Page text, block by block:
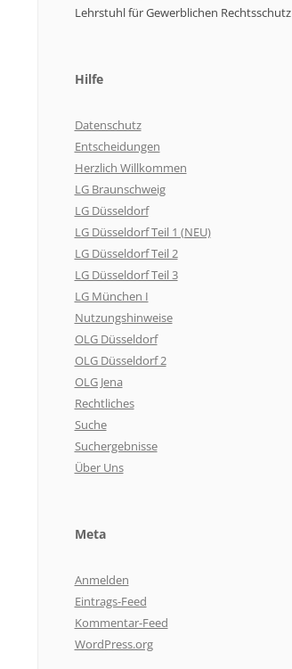
Lehrstuhl für Gewerblichen Rechtsschutz
Hilfe
Datenschutz
Entscheidungen
Herzlich Willkommen
LG Braunschweig
LG Düsseldorf
LG Düsseldorf Teil 1 (NEU)
LG Düsseldorf Teil 2
LG Düsseldorf Teil 3
LG München I
Nutzungshinweise
OLG Düsseldorf
OLG Düsseldorf 2
OLG Jena
Rechtliches
Suche
Suchergebnisse
Über Uns
Meta
Anmelden
Eintrags-Feed
Kommentar-Feed
WordPress.org